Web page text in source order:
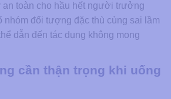
an toàn cho hầu hết người trưởng
nhóm đối tượng đặc thù cùng sai lầm
dẫn đến tác dụng không mong
cần thận trọng khi uống